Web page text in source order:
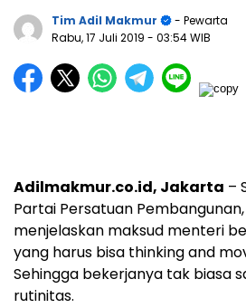
Tim Adil Makmur
- Pewarta
Rabu, 17 Juli 2019 - 03:54 WIB
Adilmakmur.co.id, Jakarta –
Partai Persatuan Pembangunan,
menjelaskan maksud menteri
yang harus bisa thinking and
Sehingga bekerjanya tak biasa
rutinitas.